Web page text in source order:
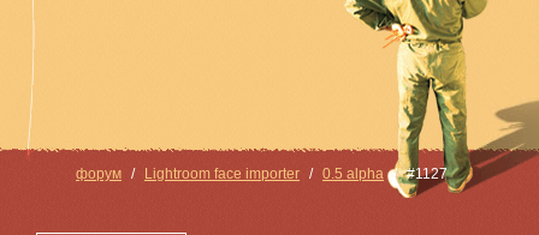
форум Lightroom face importer 0.5 alpha #1127